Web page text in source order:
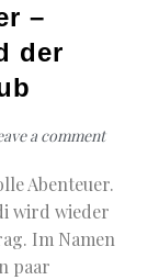
–
der
a comment
Abenteuer.
wird wieder
Im Namen
paar